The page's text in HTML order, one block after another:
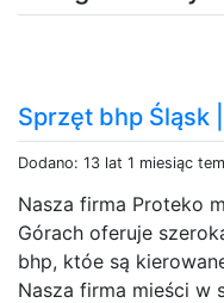
Sprzęt bhp Śląsk
Dodano: 13 lat 1 miesiąc
Nasza firma Proteko
Górach oferuje
bhp, któe są
Nasza firma mieści w